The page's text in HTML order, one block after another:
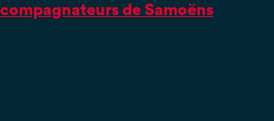
de Samoëns